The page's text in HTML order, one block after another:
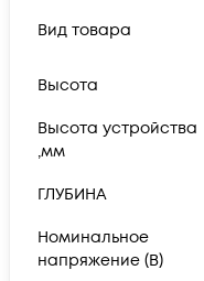
Вид товара
Высота
Высота устройства
,мм
ГЛУБИНА
Номинальное
напряжение (В)